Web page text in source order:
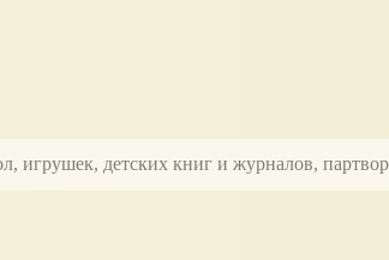
игрушек, детских книг и журналов,